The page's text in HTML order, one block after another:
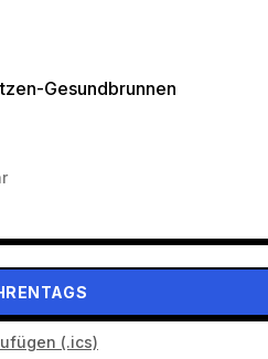
Gesundbrunnen
(.ics)